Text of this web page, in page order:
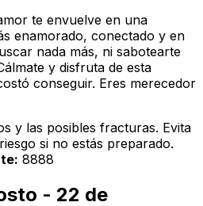
te envuelve en una
enamorado, conectado y en
nada más, ni sabotearte
y disfruta de esta
conseguir. Eres merecedor
y las posibles fracturas. Evita
si no estás preparado.
8888
- 22 de